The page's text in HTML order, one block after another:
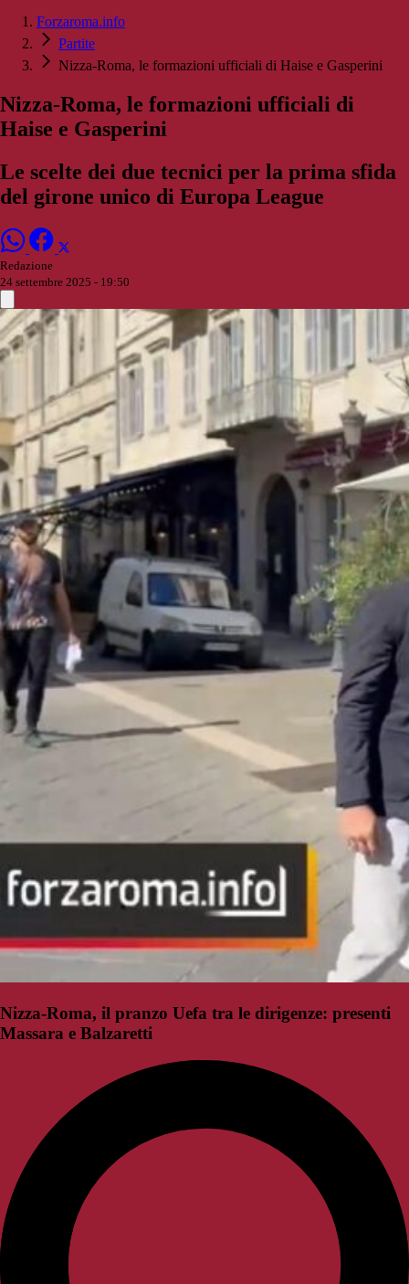
Forzaroma.info
Partite
Nizza-Roma, le formazioni ufficiali di Haise e Gasperini
Nizza-Roma, le formazioni ufficiali di
Haise e Gasperini
Le scelte dei due tecnici per la prima sfida
del girone unico di Europa League
Redazione
24 settembre 2025 - 19:50
Nizza-Roma, il pranzo Uefa tra le dirigenze: presenti
Massara e Balzaretti